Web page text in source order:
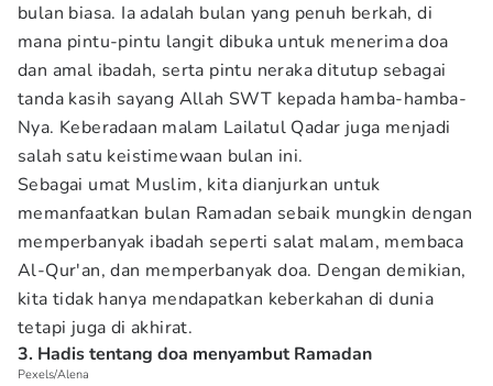
bulan biasa. Ia adalah bulan yang penuh berkah, di
mana pintu-pintu langit dibuka untuk menerima doa
dan amal ibadah, serta pintu neraka ditutup sebagai
tanda kasih sayang Allah SWT kepada hamba-hamba-
Nya. Keberadaan malam Lailatul Qadar juga menjadi
salah satu keistimewaan bulan ini.
Sebagai umat Muslim, kita dianjurkan untuk
memanfaatkan bulan Ramadan sebaik mungkin dengan
memperbanyak ibadah seperti salat malam, membaca
Al-Qur'an, dan memperbanyak doa. Dengan demikian,
kita tidak hanya mendapatkan keberkahan di dunia
tetapi juga di akhirat.
3. Hadis tentang doa menyambut Ramadan
Pexels/Alena